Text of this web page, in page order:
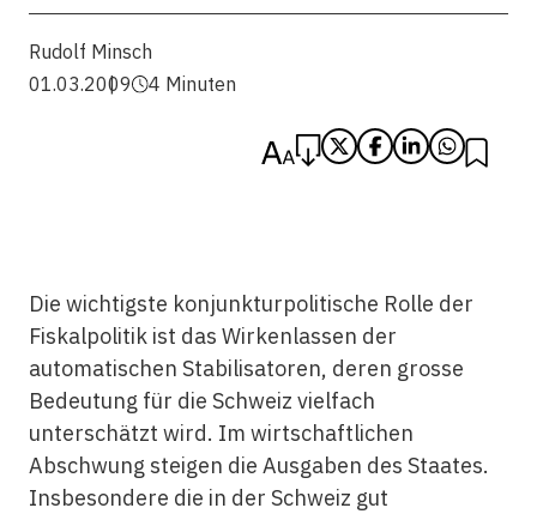
Rudolf Minsch
01.03.2009
4 Minuten
Die wichtigste konjunkturpolitische Rolle der
Fiskalpolitik ist das Wirkenlassen der
automatischen Stabilisatoren, deren grosse
Bedeutung für die Schweiz vielfach
unterschätzt wird. Im wirtschaftlichen
Abschwung steigen die Ausgaben des Staates.
Insbesondere die in der Schweiz gut